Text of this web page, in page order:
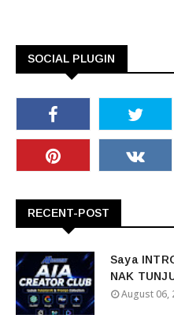
SOCIAL PLUGIN
RECENT-POST
Saya
NAK
August 06,